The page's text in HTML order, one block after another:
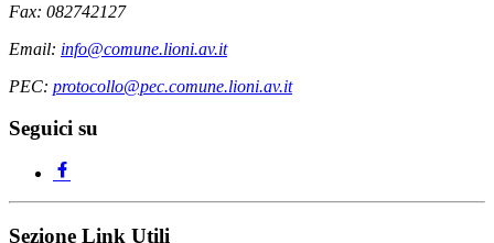
Fax: 082742127
Email: info@comune.lioni.av.it
PEC: protocollo@pec.comune.lioni.av.it
Seguici su
Sezione Link Utili